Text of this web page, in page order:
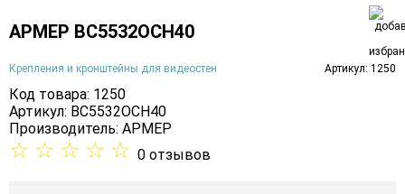
АРМЕР ВС5532ОСН40
Крепления и кронштейны для видеостен Артикул: 1250
Код товара: 1250
Артикул: ВС5532ОСН40
Производитель: АРМЕР
☆ ☆ ☆ ☆ ☆ 0 отзывов